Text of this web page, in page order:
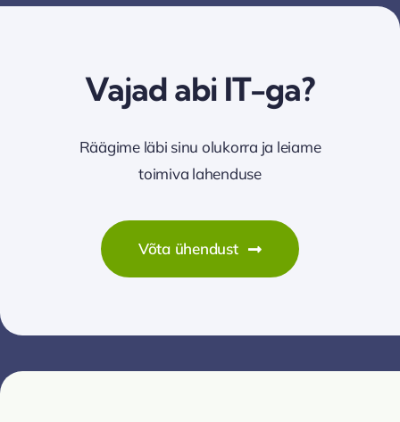
Vajad abi IT-ga?
Räägime läbi sinu olukorra ja leiame
toimiva lahenduse
Võta ühendust